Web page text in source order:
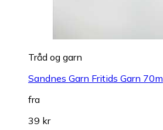
Tråd og garn
Sandnes Garn Fritids Garn 70m
fra
39 kr